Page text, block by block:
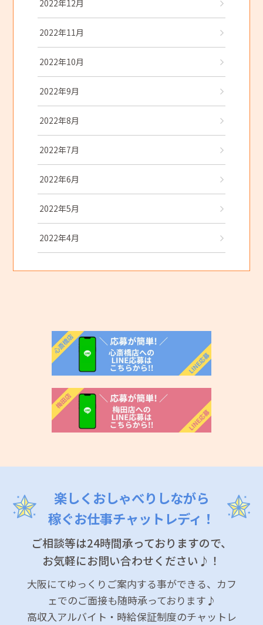
2022年12月
2022年11月
2022年10月
2022年9月
2022年8月
2022年7月
2022年6月
2022年5月
2022年4月
楽しくおしゃべりしながら
稼ぐお仕事チャットレディ！
ご相談等は24時間承っておりますので、
お気軽にお問い合わせください♪！
大阪にてゆっくりご案内する事ができる、カフ
ェでのご面接も随時承っております♪
高収入アルバイト・時給保証制度のチャットレ